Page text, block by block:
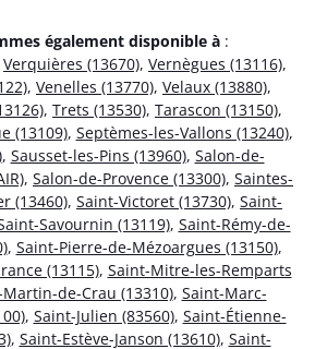
également disponible à :
Verquières (13670), Vernègues (13116),
, Venelles (13770), Velaux (13880),
, Trets (13530), Tarascon (13150),
(13109), Septèmes-les-Vallons (13240),
, Sausset-les-Pins (13960), Salon-de-
, Salon-de-Provence (13300), Saintes-
(13460), Saint-Victoret (13730), Saint-
Savournin (13119), Saint-Rémy-de-
, Saint-Pierre-de-Mézoargues (13150),
(13115), Saint-Mitre-les-Remparts
de-Crau (13310), Saint-Marc-
, Saint-Julien (83560), Saint-Étienne-
, Saint-Estève-Janson (13610), Saint-